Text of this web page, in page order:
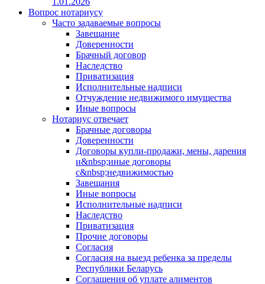
Вопрос нотариусу
Часто задаваемые вопросы
Завещание
Доверенности
Брачный договор
Наследство
Приватизация
Исполнительные надписи
Отчуждение недвижимого имущества
Иные вопросы
Нотариус отвечает
Брачные договоры
Доверенности
Договоры купли-продажи, мены, дарения
и&nbsp;иные договоры
с&nbsp;недвижимостью
Завещания
Иные вопросы
Исполнительные надписи
Наследство
Приватизация
Прочие договоры
Согласия
Согласия на выезд ребенка за пределы
Республики Беларусь
Соглашения об уплате алиментов